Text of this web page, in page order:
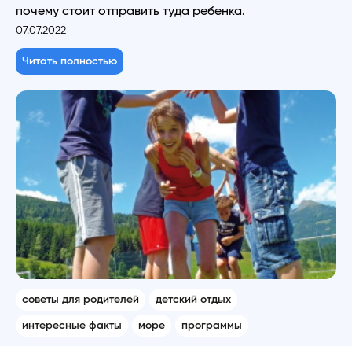
почему стоит отправить туда ребенка.
07.07.2022
Читать полностью
советы для родителей детский отдых
интересные факты море программы